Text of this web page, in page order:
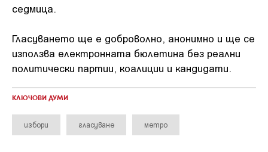
седмица.
Гласуването ще е доброволно, анонимно и ще се
използва електронната бюлетина без реални
политически партии, коалиции и кандидати.
КЛЮЧОВИ ДУМИ
избори гласуване метро